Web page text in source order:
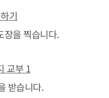
기
장을 찍습니다.
교부 1
받습니다.